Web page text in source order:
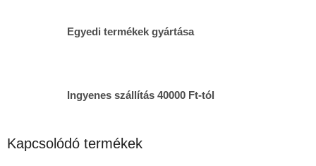
Egyedi termékek gyártása
Ingyenes szállítás 40000 Ft-tól
Kapcsolódó termékek